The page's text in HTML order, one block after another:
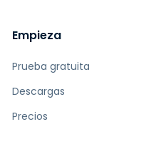
Empieza
Prueba gratuita
Descargas
Precios